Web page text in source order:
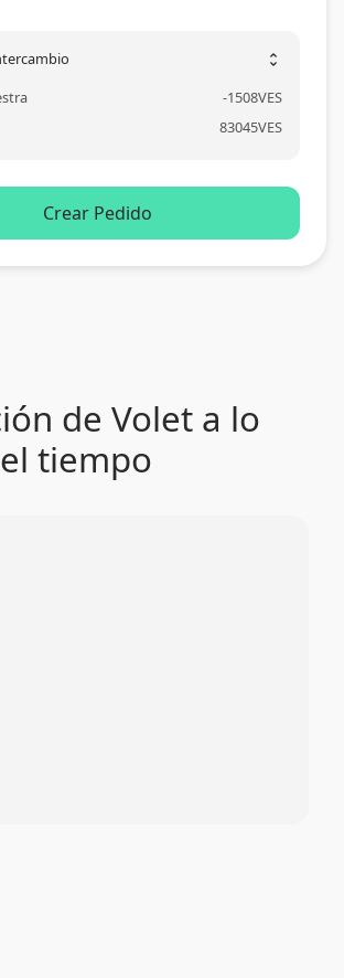
unfold_more
-1508VES
83045VES
Crear Pedido
de Volet a lo
tiempo